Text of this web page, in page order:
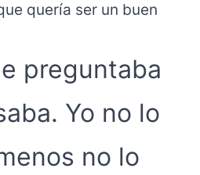
quería ser un buen
preguntaba
Yo no lo
no lo